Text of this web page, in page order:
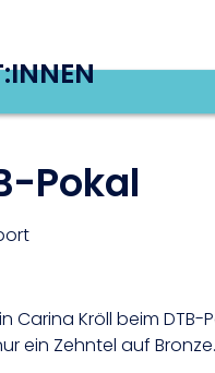
Pokal
Kröll beim DTB-
ein Zehntel auf Bronze.